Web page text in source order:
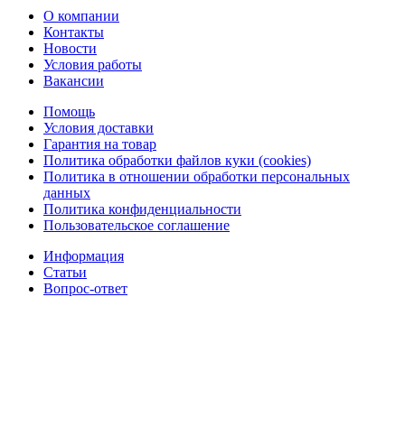
О компании
Контакты
Новости
Условия работы
Вакансии
Помощь
Условия доставки
Гарантия на товар
Политика обработки файлов куки (cookies)
Политика в отношении обработки персональных
данных
Политика конфиденциальности
Пользовательское соглашение
Информация
Статьи
Вопрос-ответ